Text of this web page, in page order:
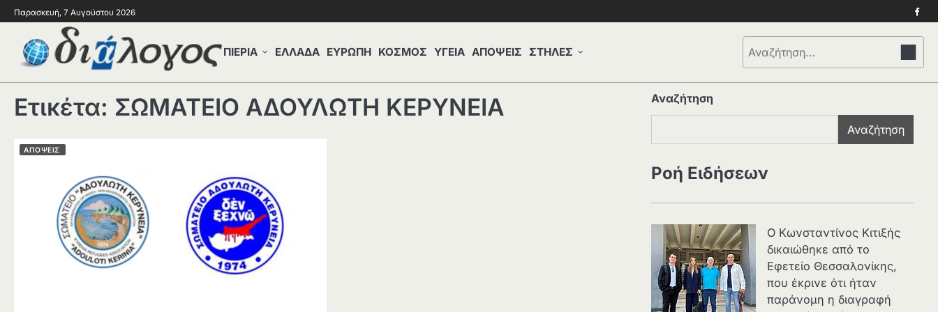
Παρασκευή, 7 Αυγούστου 2026
ΠΙΕΡΙΑ ΕΛΛΑΔΑ ΕΥΡΩΠΗ ΚΟΣΜΟΣ ΥΓΕΙΑ ΑΠΟΨΕΙΣ ΣΤΗΛΕΣ
Αναζήτηση
για:
Ετικέτα: ΣΩΜΑΤΕΙΟ ΑΔΟΥΛΩΤΗ ΚΕΡΥΝΕΙΑ
ΑΠΟΨΕΙΣ
Αναζήτηση
Αναζήτηση
Ροή Ειδήσεων
Ο Κωνσταντίνος Κιτιξής
δικαιώθηκε από το
Εφετείο Θεσσαλονίκης,
που έκρινε ότι ήταν
παράνομη η διαγραφή